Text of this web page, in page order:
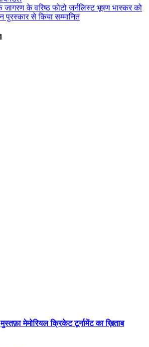
के वरिष्ठ फोटो जर्नलिस्ट भूषण भास्कर को
पुरस्कार से किया सम्मानित
मेमोरियल क्रिकेट टूर्नामेंट का ख़िताब